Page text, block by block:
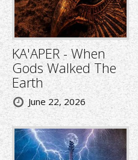
KA'APER - When
Gods Walked The
Earth
June 22, 2026